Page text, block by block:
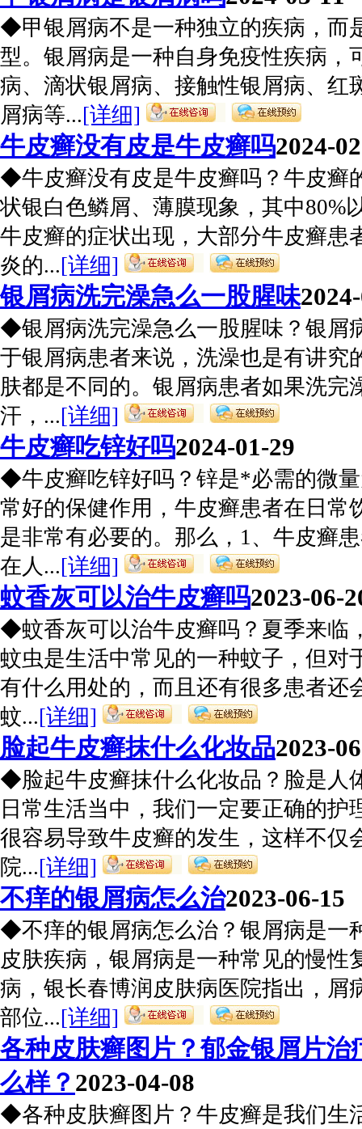
◆甲银屑病不是一种独立的疾病，而
型。银屑病是一种自身免疫性疾病，
病、滴状银屑病、接触性银屑病、红
屑病等...[详细]
牛皮癣没有皮是牛皮癣吗2024-
◆牛皮癣没有皮是牛皮癣吗？牛皮癣
状银白色鳞屑、薄膜现象，其中80%
牛皮癣的症状出现，大部分牛皮癣患
炎的...[详细]
银屑病洗完澡急么一股腥味
◆银屑病洗完澡急么一股腥味？银屑
于银屑病患者来说，洗澡也是有讲究
肤都是不同的。银屑病患者如果洗完
汗，...[详细]
牛皮癣吃锌好吗2024-01-29
◆牛皮癣吃锌好吗？锌是*必需的微
常好的保健作用，牛皮癣患者在日常
是非常有必要的。那么，1、牛皮癣
在人...[详细]
蚊香灰可以治牛皮癣吗2023-06-
◆蚊香灰可以治牛皮癣吗？夏季来临
蚊虫是生活中常见的一种蚊子，但对
有什么用处的，而且还有很多患者还
蚊...[详细]
脸起牛皮癣抹什么化妆品2023-
◆脸起牛皮癣抹什么化妆品？脸是人
日常生活当中，我们一定要正确的护
很容易导致牛皮癣的发生，这样不仅
院...[详细]
不痒的银屑病怎么治2023-06-15
◆不痒的银屑病怎么治？银屑病是一
皮肤疾病，银屑病是一种常见的慢性
病，银长春博润皮肤病医院指出，屑
部位...[详细]
各种皮肤癣图片？郁金银屑片治
么样？ 2023-04-08
◆各种皮肤癣图片？牛皮癣是我们生